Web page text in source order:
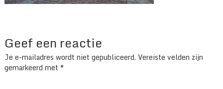
Geef een reactie
Je e-mailadres wordt niet gepubliceerd. Vereiste velden zijn
gemarkeerd met *